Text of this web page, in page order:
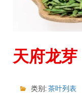
天府龙芽
类别:茶叶列表